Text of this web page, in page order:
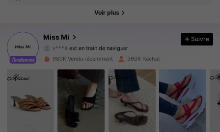
Voir plus
Miss Mi
4.83
256K Suiveurs
256K Suiveurs
256K Suiveurs
4.83 256K Suiveurs
Suivre
980K Vendu récemment 360K Rachat